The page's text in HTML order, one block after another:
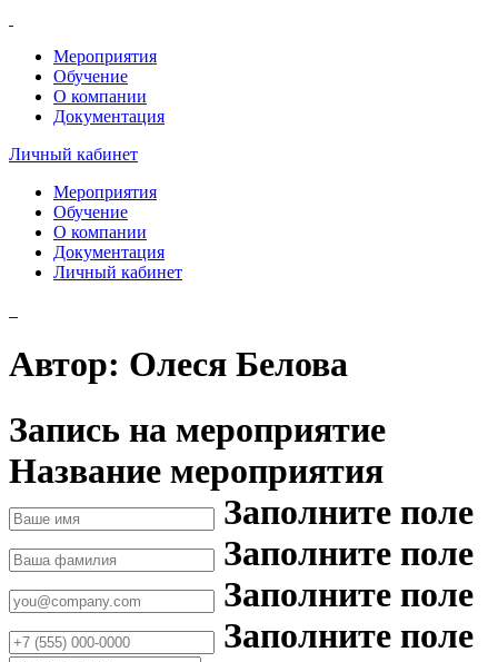
Мероприятия
Обучение
О компании
Документация
Личный кабинет
Мероприятия
Обучение
О компании
Документация
Личный кабинет
Автор: Олеся Белова
Запись на мероприятие
Название мероприятия
Заполните поле
Заполните поле
Заполните поле
Заполните поле